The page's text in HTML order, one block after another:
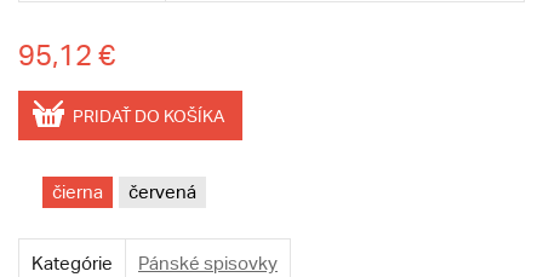
95,12 €
PRIDAŤ DO KOŠÍKA
čierna červená
Kategórie Pánské spisovky